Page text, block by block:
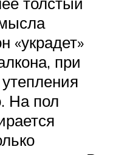
«украдет»
при
На пол